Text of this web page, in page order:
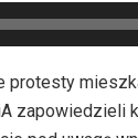
protesty
zapowiedzieli